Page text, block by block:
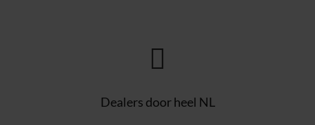
Dealers door heel NL